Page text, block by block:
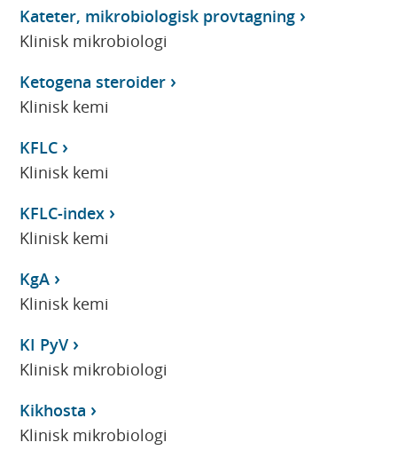
Kateter, mikrobiologisk provtagning
Klinisk mikrobiologi
Ketogena steroider
Klinisk kemi
KFLC
Klinisk kemi
KFLC-index
Klinisk kemi
KgA
Klinisk kemi
KI PyV
Klinisk mikrobiologi
Kikhosta
Klinisk mikrobiologi